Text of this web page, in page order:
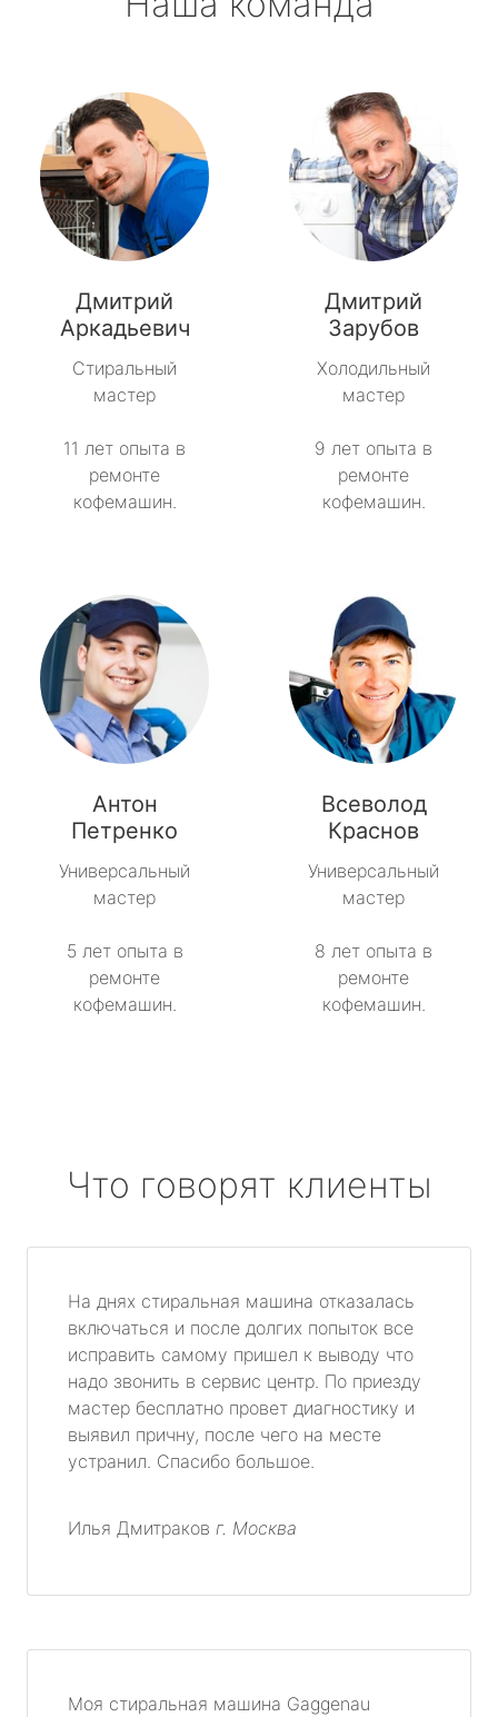
Дмитрий
Аркадьевич
Стиральный
мастер
11 лет опыта в
ремонте
кофемашин.
Дмитрий
Зарубов
Холодильный
мастер
9 лет опыта в
ремонте
кофемашин.
Антон
Петренко
Универсальный
мастер
5 лет опыта в
ремонте
кофемашин.
Всеволод
Краснов
Универсальный
мастер
8 лет опыта в
ремонте
кофемашин.
Что говорят клиенты
На днях стиральная машина отказалась
включаться и после долгих попыток все
исправить самому пришел к выводу что
надо звонить в сервис центр. По приезду
мастер бесплатно провет диагностику и
выявил причну, после чего на месте
устранил. Спасибо большое.
Илья Дмитраков г. Москва
Моя стиральная машина Gaggenau